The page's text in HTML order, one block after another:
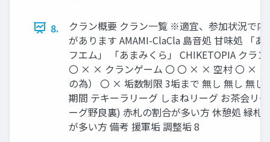
8.
クラン概要 クラン一覧 ※適宜、参加状況で内
があります AMAMI-ClaCla 島音処 甘味処 「あ
フエム」 「あまみくら」 CHIKETOPIA クラ
〇 × × クランゲーム 〇 〇 × × 空村 〇 ×（
の為） 〇 × 垢数制限 3垢まで 無し 無し 無し
期間 テキーラリーグ しまねリーグ お茶会リ
ーグ野良裏) 赤札の割合が多い方 休憩処 緑札
が多い方 備考 援軍垢 調整垢 8